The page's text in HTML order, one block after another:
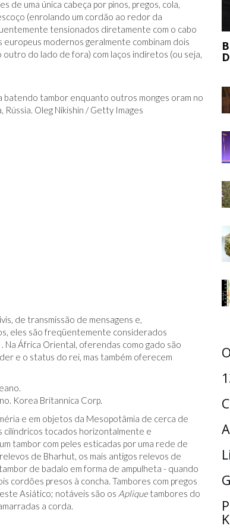
de uma única cabeça por pinos, pregos, cola,
(enrolando um cordão ao redor da
tensionados diretamente com o cabo
modernos geralmente combinam dois
do lado de fora) com laços indiretos (ou seja,
batendo tambor enquanto outros monges oram no
Oleg Nikishin / Getty Images
de transmissão de mensagens e,
eles são freqüentemente considerados
. Na África Oriental, oferendas como gado são
e o status do rei, mas também oferecem
Korea Britannica Corp.
e em objetos da Mesopotâmia de cerca de
tocados horizontalmente e
tambor com peles esticadas por uma rede de
de Bharhut, os mais antigos relevos de
de badalo em forma de ampulheta - quando
cordões presos à concha. Tambores com pregos
Asiático; notáveis ​​são os Apliquetambores do
a corda.
BERNIE MADOFF AJUDOU O MERCADO
DE ARTE?